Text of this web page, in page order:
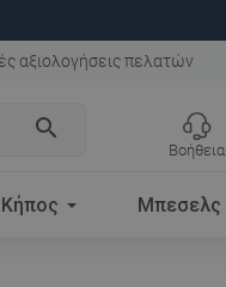
αξιολογήσεις πελατών
search
Βοήθεια
Κήπος Μπεσελς